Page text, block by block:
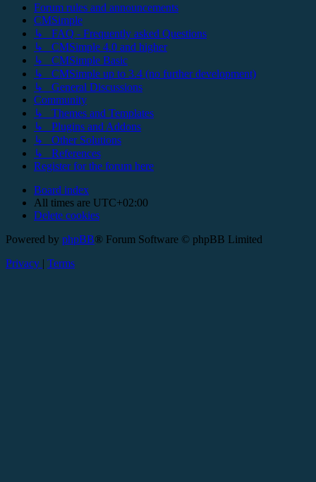
Forum rules and announcements
CMSimple
↳ FAQ - Frequently asked Questions
↳ CMSimple 4.0 and higher
↳ CMSimple Basic
↳ CMSimple up to 3.4 (no further development)
↳ General Discussions
Community
↳ Themes and Templates
↳ Plugins and Addons
↳ Other Solutions
↳ References
Register for the forum here
Board index
All times are UTC+02:00
Delete cookies
Powered by phpBB® Forum Software © phpBB Limited
Privacy | Terms